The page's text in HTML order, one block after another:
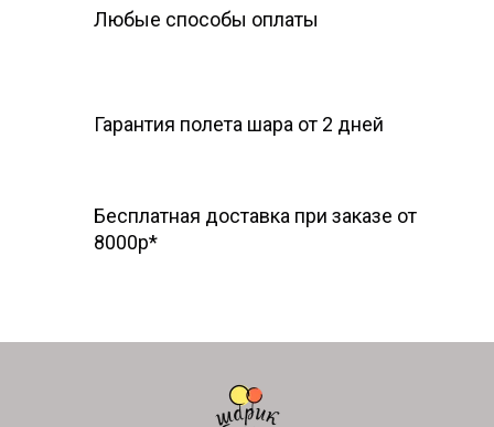
Любые способы оплаты
Гарантия полета шара от 2 дней
Бесплатная доставка при заказе от
8000р*